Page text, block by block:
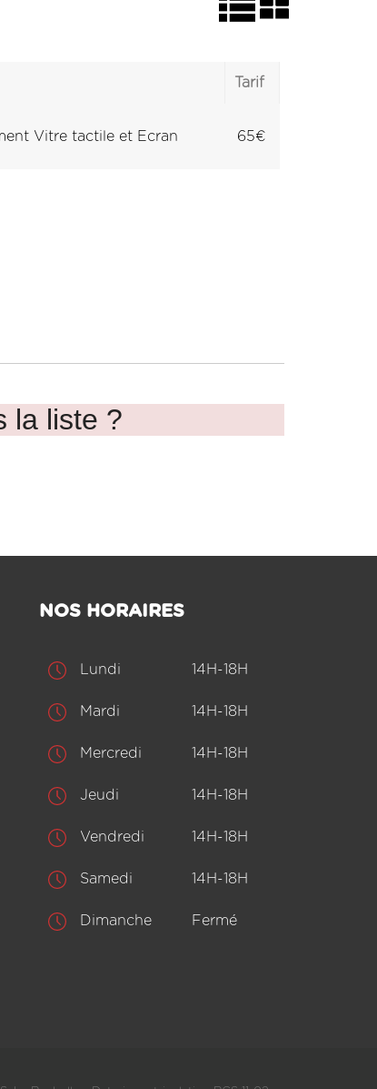
Tarif
Vitre tactile et Ecran 65€
la liste ?
NOS HORAIRES
Lundi 14H-18H
Mardi 14H-18H
Mercredi 14H-18H
Jeudi 14H-18H
Vendredi 14H-18H
Samedi 14H-18H
Dimanche Fermé